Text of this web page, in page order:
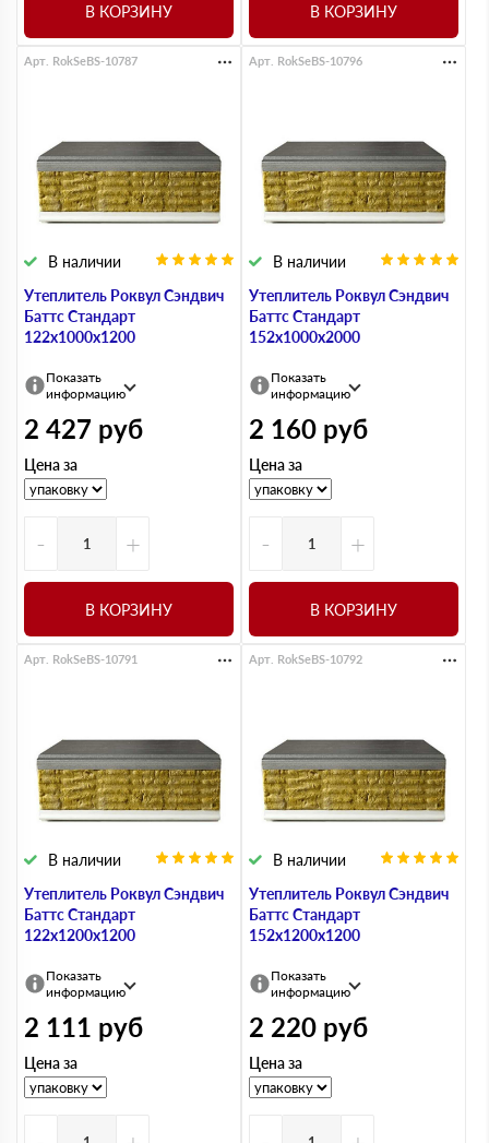
В КОРЗИНУ В КОРЗИНУ
Утеплитель Роквул Сэндвич
Баттс Стандарт
122х1000х1200
В наличии
Арт. RokSeBS-10787
Показать
информацию
2 427 руб
Цена за
- +
В КОРЗИНУ
Утеплитель Роквул Сэндвич
Баттс Стандарт
152х1000х2000
В наличии
Арт. RokSeBS-10796
Показать
информацию
2 160 руб
Цена за
- +
В КОРЗИНУ
Утеплитель Роквул Сэндвич
Баттс Стандарт
122х1200х1200
В наличии
Арт. RokSeBS-10791
Показать
информацию
2 111 руб
Цена за
Утеплитель Роквул Сэндвич
Баттс Стандарт
152х1200х1200
В наличии
Арт. RokSeBS-10792
Показать
информацию
2 220 руб
Цена за